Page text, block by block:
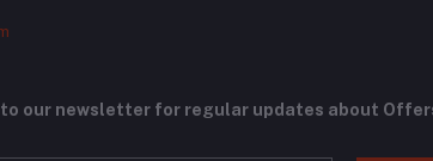
our newsletter for regular updates about